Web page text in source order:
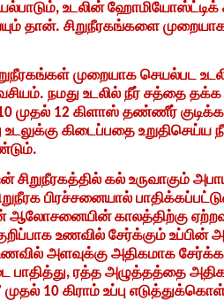
, உடலின் ஹோமியோஸ்ட்டிக்
தான். சிறுநீரகங்களை முறையாக
முறையாக செயல்பட
நமது உடலில் நீர் சத்தை
முதல் 12 கிளாஸ் தண்ணீர்
கிடைப்பதை
சிறுநீரகத்தில் கல் உருவாகும்
பிரச்சனையால்
ஆலோசனையின் காலத்திற்கு
உணவில் சேர்க்கும்
அளவுக்கு அதிகமாக
பாதித்து, ரத்த அழுத்தத்தை
முதல் 10 கிராம் உப்பு